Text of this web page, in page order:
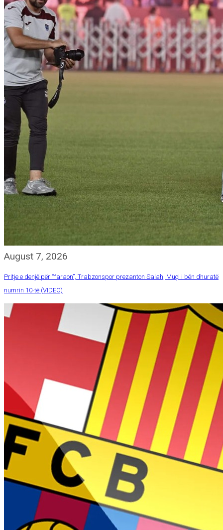
August 7, 2026
Pritje e denjë për “faraon”, Trabzonspor prezanton Salah, Muçi i bën dhuratë
numrin 10-të (VIDEO)